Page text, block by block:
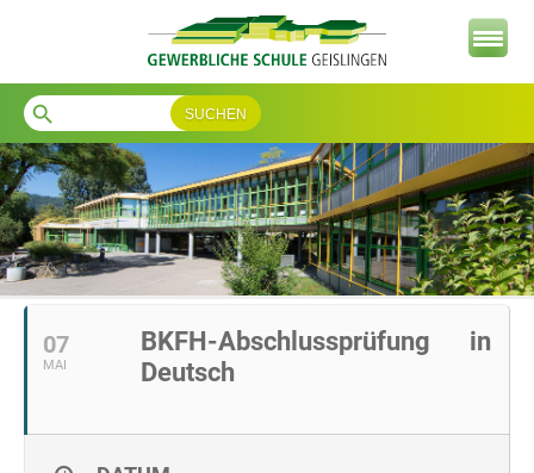
search
07
MAI
BKFH-Abschlussprüfung in
Deutsch